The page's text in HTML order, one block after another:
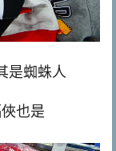
是蜘蛛人
也是